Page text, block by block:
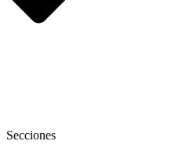
Secciones